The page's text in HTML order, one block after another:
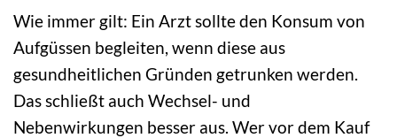
Wie immer gilt: Ein Arzt sollte den Konsum von
Aufgüssen begleiten, wenn diese aus
gesundheitlichen Gründen getrunken werden.
Das schließt auch Wechsel- und
Nebenwirkungen besser aus. Wer vor dem Kauf